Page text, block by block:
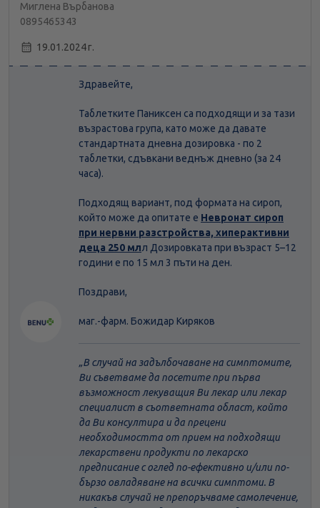
Миглена Върбанова
0895465343
19.01.2024 г.
Здравейте,
Таблетките Паниксен са подходящи и за тази
възрастова група, като може да давате
стандартната дневна дозировка - по 2
таблетки, сдъвкани веднъж дневно (за 24
часа).
Подходящ вариант, под формата на сироп,
който може да опитате е Невронат сироп
при нервни разстройства, хиперактивни
деца 250 млл Дозировката при възраст 5–12
години е по 15 мл 3 пъти на ден.
Поздрави,
маг.-фарм. Божидар Киряков
В случай на задълбочаване на симптомите,
Ви съветваме да посетите при първа
възможност лекуващия Ви лекар или лекар
специалист в съответната област, който
да Ви консултира и да прецени
необходимостта от прием на подходящи
лекарствени продукти по лекарско
предписание с оглед по-ефективно и/или по-
бързо овладяване на всички симптоми. В
никакъв случай не препоръчваме самолечение,